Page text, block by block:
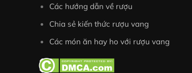
Hộp quà rượu vang gỗ đơn với các chai rượu vang đỏ
Các hướng dẫn về rượu
Chia sẻ kiến thức rượu vang
Các món ăn hay ho với rượu vang